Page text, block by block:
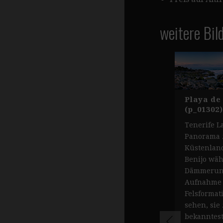
weitere
Playa
(p_01302)
Tenerife
Panorama
Benijo
sehen, sie